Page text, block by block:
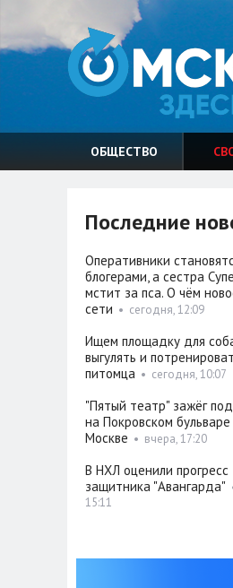
ОБЩЕСТВО
Последние
Оперативники
блогерами, а сестра
мстит за пса. О чём
сети • сегодня, 12:09
Ищем площадку для
выгулять и
питомца• сегодня, 10:07
"Пятый театр" зажёг
на Покровском бульваре
Москве • вчера, 17:20
В НХЛ оценили прогресс
защитника "Авангарда"
15:11